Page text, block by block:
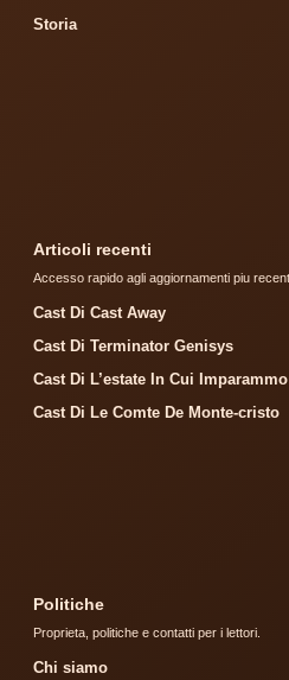
Storia
Articoli recenti
Accesso rapido agli aggiornamenti piu
Cast Di Cast Away
Cast Di Terminator Genisys
Cast Di L’estate In Cui
Cast Di Le Comte De Monte-cristo
Politiche
Proprieta, politiche e contatti per i lettori.
Chi siamo